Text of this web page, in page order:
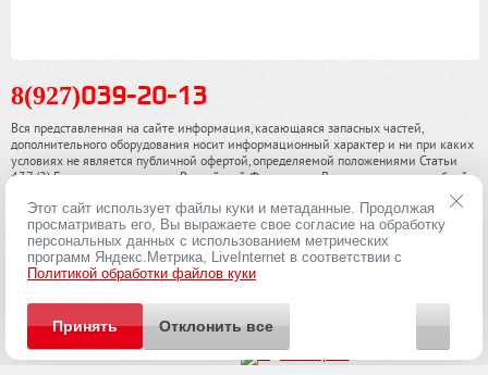
8(927)039-20-13
Вся представленная на сайте информация, касающаяся запасных частей,
дополнительного оборудования носит информационный характер и ни при каких
условиях не является публичной офертой, определяемой положениями Статьи
437 (2) Гражданского кодекса Российской Федерации. Для получения подробной
информации, пожалуйста, обращайтесь к нашим специалистам. чинамобил.рф ©
2013-2026. Все права охраняются законом.
Политика конфиденциальности
Этот сайт использует файлы куки и метаданные. Продолжая
просматривать его, Вы выражаете свое согласие на обработку
персональных данных с использованием метрических
программ Яндекс.Метрика, LiveInternet в соответствии с
Политикой обработки файлов куки
Принять Отклонить все